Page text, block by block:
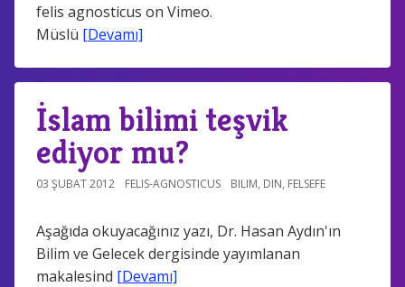
felis agnosticus on Vimeo.
Müslü [Devamı]
İslam bilimi teşvik
ediyor mu?
03 ŞUBAT 2012 FELIS-AGNOSTICUS BILIM, DIN, FELSEFE
Aşağıda okuyacağınız yazı, Dr. Hasan Aydın'ın
Bilim ve Gelecek dergisinde yayımlanan
makalesind [Devamı]